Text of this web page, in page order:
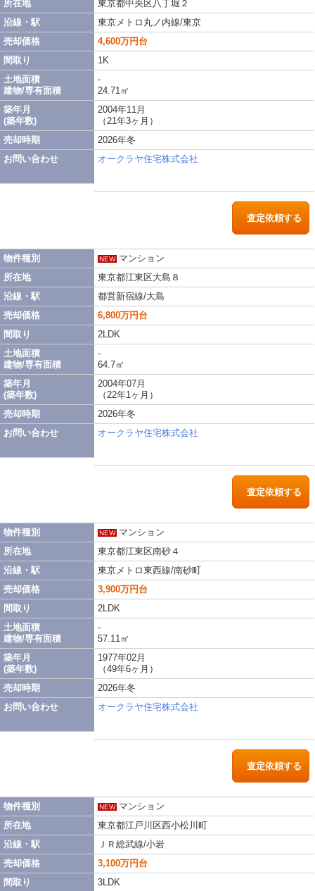
所在地
沿線・駅
売却価格
間取り
土地面積
建物/専有面積
築年月
(築年数)
売却時期
お問い合わせ
東京都中央区八丁堀２
東京メトロ丸ノ内線/東京
4,600万円台
1K
-
24.71㎡
2004年11月
（21年3ヶ月）
2026年冬
オークラヤ住宅株式会社
査定依頼する
物件種別
所在地
沿線・駅
売却価格
間取り
土地面積
建物/専有面積
築年月
(築年数)
売却時期
お問い合わせ
NEW マンション
東京都江東区大島８
都営新宿線/大島
6,800万円台
2LDK
-
64.7㎡
2004年07月
（22年1ヶ月）
2026年冬
オークラヤ住宅株式会社
査定依頼する
物件種別
所在地
沿線・駅
売却価格
間取り
土地面積
建物/専有面積
築年月
(築年数)
売却時期
お問い合わせ
NEW マンション
東京都江東区南砂４
東京メトロ東西線/南砂町
3,900万円台
2LDK
-
57.11㎡
1977年02月
（49年6ヶ月）
2026年冬
オークラヤ住宅株式会社
査定依頼する
物件種別
所在地
沿線・駅
売却価格
間取り
NEW マンション
東京都江戸川区西小松川町
ＪＲ総武線/小岩
3,100万円台
3LDK